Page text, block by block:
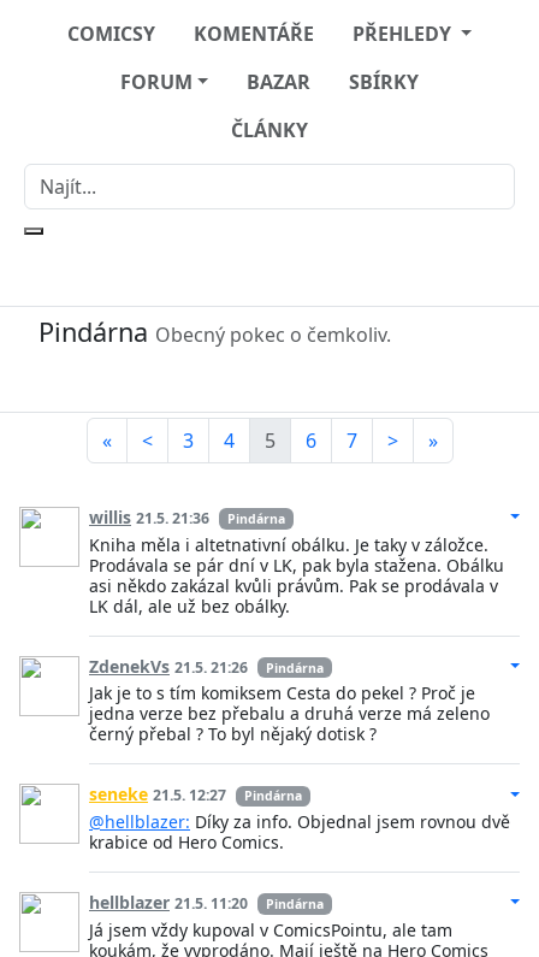
COMICSY KOMENTÁŘE
PŘEHLEDY
FORUM
BAZAR
SBÍRKY
ČLÁNKY
Pindárna Obecný pokec o čemkoliv.
« < 3 4 5 6 7 > »
willis 21.5. 21:36 Pindárna
Kniha měla i altetnativní obálku. Je taky v záložce.
Prodávala se pár dní v LK, pak byla stažena. Obálku
asi někdo zakázal kvůli právům. Pak se prodávala v
LK dál, ale už bez obálky.
ZdenekVs 21.5. 21:26 Pindárna
Jak je to s tím komiksem Cesta do pekel ? Proč je
jedna verze bez přebalu a druhá verze má zeleno
černý přebal ? To byl nějaký dotisk ?
seneke 21.5. 12:27 Pindárna
@hellblazer: Díky za info. Objednal jsem rovnou dvě
krabice od Hero Comics.
hellblazer 21.5. 11:20 Pindárna
Já jsem vždy kupoval v ComicsPointu, ale tam
koukám, že vyprodáno. Mají ještě na Hero Comics